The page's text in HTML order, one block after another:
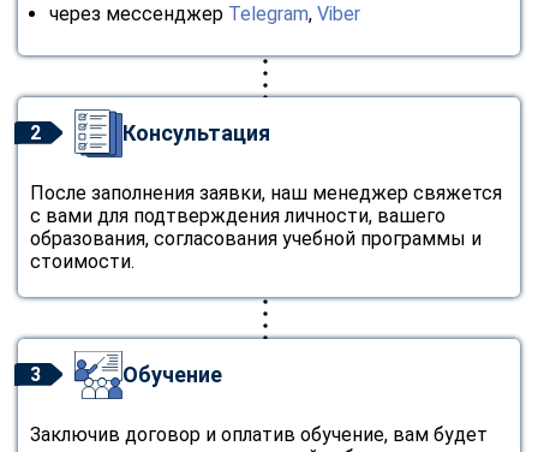
через мессенджер Telegram, Viber
2 Консультация
После заполнения заявки, наш менеджер свяжется
с вами для подтверждения личности, вашего
образования, согласования учебной программы и
стоимости.
3 Обучение
Заключив договор и оплатив обучение, вам будет